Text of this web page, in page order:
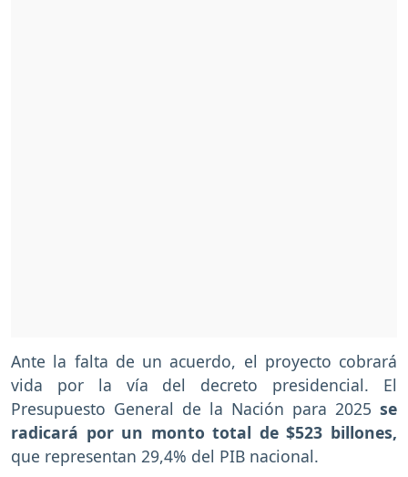
Ante la falta de un acuerdo, el proyecto cobrará
vida por la vía del decreto presidencial. El
Presupuesto General de la Nación para 2025 se
radicará por un monto total de $523 billones,
que representan 29,4% del PIB nacional.